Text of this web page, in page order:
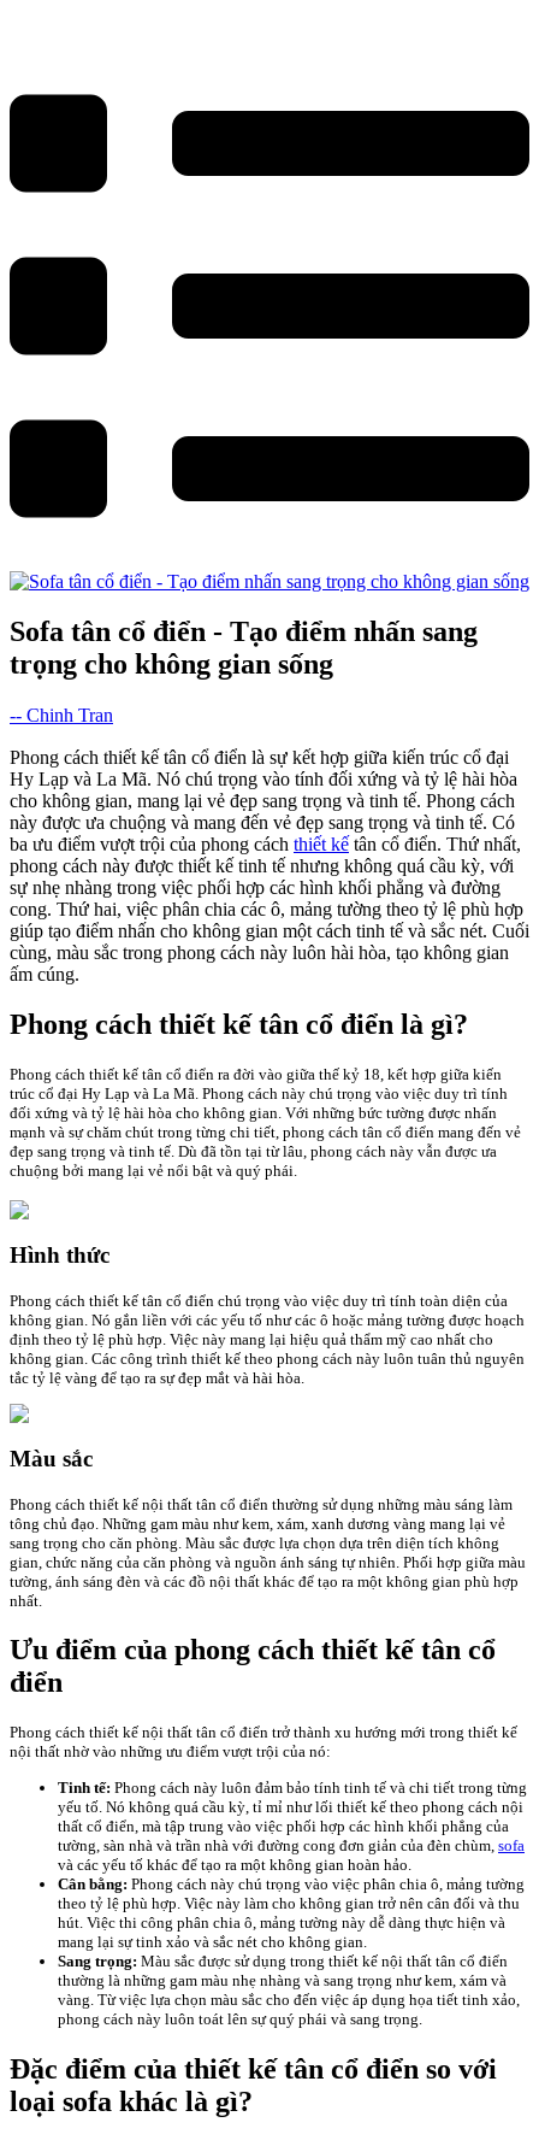
Sofa tân cổ điển - Tạo điểm nhấn sang
trọng cho không gian sống
-- Chinh Tran
Phong cách thiết kế tân cổ điển là sự kết hợp giữa kiến trúc cổ đại
Hy Lạp và La Mã. Nó chú trọng vào tính đối xứng và tỷ lệ hài hòa
cho không gian, mang lại vẻ đẹp sang trọng và tinh tế. Phong cách
này được ưa chuộng và mang đến vẻ đẹp sang trọng và tinh tế. Có
ba ưu điểm vượt trội của phong cách thiết kế tân cổ điển. Thứ nhất,
phong cách này được thiết kế tinh tế nhưng không quá cầu kỳ, với
sự nhẹ nhàng trong việc phối hợp các hình khối phẳng và đường
cong. Thứ hai, việc phân chia các ô, mảng tường theo tỷ lệ phù hợp
giúp tạo điểm nhấn cho không gian một cách tinh tế và sắc nét. Cuối
cùng, màu sắc trong phong cách này luôn hài hòa, tạo không gian
ấm cúng.
Phong cách thiết kế tân cổ điển là gì?
Phong cách thiết kế tân cổ điển ra đời vào giữa thế kỷ 18, kết hợp giữa kiến
trúc cổ đại Hy Lạp và La Mã. Phong cách này chú trọng vào việc duy trì tính
đối xứng và tỷ lệ hài hòa cho không gian. Với những bức tường được nhấn
mạnh và sự chăm chút trong từng chi tiết, phong cách tân cổ điển mang đến vẻ
đẹp sang trọng và tinh tế. Dù đã tồn tại từ lâu, phong cách này vẫn được ưa
chuộng bởi mang lại vẻ nổi bật và quý phái.
Hình thức
Phong cách thiết kế tân cổ điển chú trọng vào việc duy trì tính toàn diện của
không gian. Nó gắn liền với các yếu tố như các ô hoặc mảng tường được hoạch
định theo tỷ lệ phù hợp. Việc này mang lại hiệu quả thẩm mỹ cao nhất cho
không gian. Các công trình thiết kế theo phong cách này luôn tuân thủ nguyên
tắc tỷ lệ vàng để tạo ra sự đẹp mắt và hài hòa.
Màu sắc
Phong cách thiết kế nội thất tân cổ điển thường sử dụng những màu sáng làm
tông chủ đạo. Những gam màu như kem, xám, xanh dương vàng mang lại vẻ
sang trọng cho căn phòng. Màu sắc được lựa chọn dựa trên diện tích không
gian, chức năng của căn phòng và nguồn ánh sáng tự nhiên. Phối hợp giữa màu
tường, ánh sáng đèn và các đồ nội thất khác để tạo ra một không gian phù hợp
nhất.
Ưu điểm của phong cách thiết kế tân cổ
điển
Phong cách thiết kế nội thất tân cổ điển trở thành xu hướng mới trong thiết kế
nội thất nhờ vào những ưu điểm vượt trội của nó:
Tinh tế: Phong cách này luôn đảm bảo tính tinh tế và chi tiết trong từng
yếu tố. Nó không quá cầu kỳ, tỉ mỉ như lối thiết kế theo phong cách nội
thất cổ điển, mà tập trung vào việc phối hợp các hình khối phẳng của
tường, sàn nhà và trần nhà với đường cong đơn giản của đèn chùm, sofa
và các yếu tố khác để tạo ra một không gian hoàn hảo.
Cân bằng: Phong cách này chú trọng vào việc phân chia ô, mảng tường
theo tỷ lệ phù hợp. Việc này làm cho không gian trở nên cân đối và thu
hút. Việc thi công phân chia ô, mảng tường này dễ dàng thực hiện và
mang lại sự tinh xảo và sắc nét cho không gian.
Sang trọng: Màu sắc được sử dụng trong thiết kế nội thất tân cổ điển
thường là những gam màu nhẹ nhàng và sang trọng như kem, xám và
vàng. Từ việc lựa chọn màu sắc cho đến việc áp dụng họa tiết tinh xảo,
phong cách này luôn toát lên sự quý phái và sang trọng.
Đặc điểm của thiết kế tân cổ điển so với
loại sofa khác là gì?